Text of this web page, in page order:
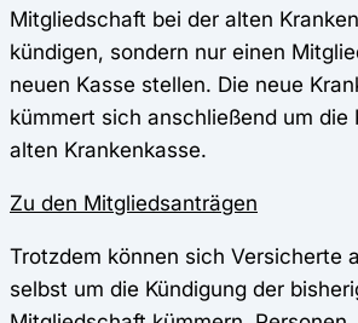
Mitgliedschaft bei der alten
kündigen, sondern nur einen
neuen Kasse stellen. Die neue
kümmert sich anschließend um die
alten Krankenkasse.
Zu den Mitgliedsanträgen
Trotzdem können sich Versicherte
selbst um die Kündigung der